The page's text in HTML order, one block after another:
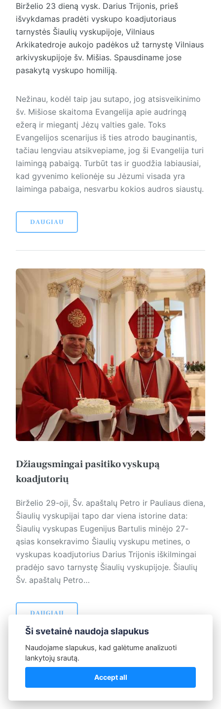
Birželio 23 dieną vysk. Darius Trijonis, prieš
išvykdamas pradėti vyskupo koadjutoriaus
tarnystės Šiaulių vyskupijoje, Vilniaus
Arkikatedroje aukojo padėkos už tarnystę Vilniaus
arkivyskupijoje šv. Mišias. Spausdiname jose
pasakytą vyskupo homiliją.
Nežinau, kodėl taip jau sutapo, jog atsisveikinimo
šv. Mišiose skaitoma Evangelija apie audringą
ežerą ir miegantį Jėzų valties gale. Toks
Evangelijos scenarijus iš ties atrodo bauginantis,
tačiau lengviau atsikvepiame, jog ši Evangelija turi
laimingą pabaigą. Turbūt tas ir guodžia labiausiai,
kad gyvenimo kelionėje su Jėzumi visada yra
laiminga pabaiga, nesvarbu kokios audros siaustų.
DAUGIAU
Džiaugsmingai pasitiko vyskupą
koadjutorių
Birželio 29-oji, Šv. apaštalų Petro ir Pauliaus diena,
Šiaulių vyskupijai tapo dar viena istorine data:
Šiaulių vyskupas Eugenijus Bartulis minėjo 27-
ąsias konsekravimo Šiaulių vyskupu metines, o
vyskupas koadjutorius Darius Trijonis iškilmingai
pradėjo savo tarnystę Šiaulių vyskupijoje. Šiaulių
Šv. apaštalų Petro…
DAUGIAU
Ši svetainė naudoja slapukus
Naudojame slapukus, kad galėtume analizuoti
lankytojų srautą.
Accept all